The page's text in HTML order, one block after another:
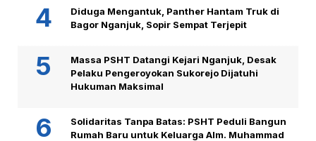
Diduga Mengantuk, Panther Hantam Truk di
Bagor Nganjuk, Sopir Sempat Terjepit
Massa PSHT Datangi Kejari Nganjuk, Desak
Pelaku Pengeroyokan Sukorejo Dijatuhi
Hukuman Maksimal
Solidaritas Tanpa Batas: PSHT Peduli Bangun
Rumah Baru untuk Keluarga Alm. Muhammad